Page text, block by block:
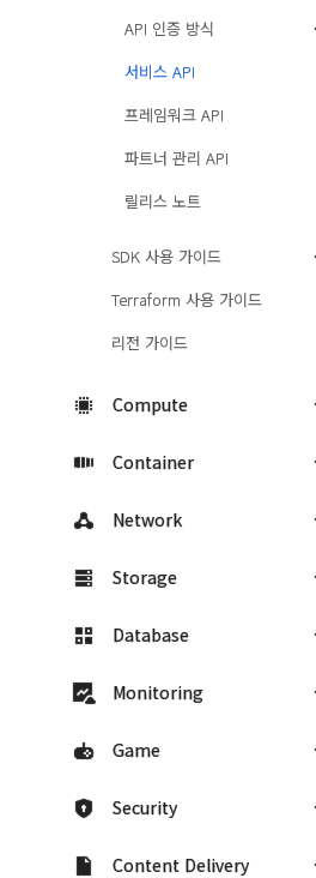
API 인증 방식
서비스 API
프레임워크 API
파트너 관리 API
릴리스 노트
SDK 사용 가이드
Terraform 사용 가이드
리전 가이드
Compute
Container
Network
Storage
Database
Monitoring
Game
Security
Content Delivery